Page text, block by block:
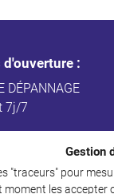
d'ouverture :
DÉPANNAGE
7j/7
Gestion
"traceurs" pour
moment les accepter